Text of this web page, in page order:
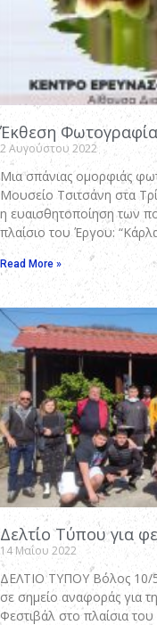
Έκθεση
2 Αυγούστου 2022
Μια σπάνιας ομορφιάς
Μουσείο Τσιτσάνη στα
η ευαισθητοποίηση των
πλαίσιο του Έργου:
Read More »
Δελτίο Τύπου για
14 Μαΐου 2022
ΔΕΛΤΙΟ ΤΥΠΟΥ Βόλος 10/
σε σημείο αναφοράς για
Φεστιβάλ στο πλαίσια